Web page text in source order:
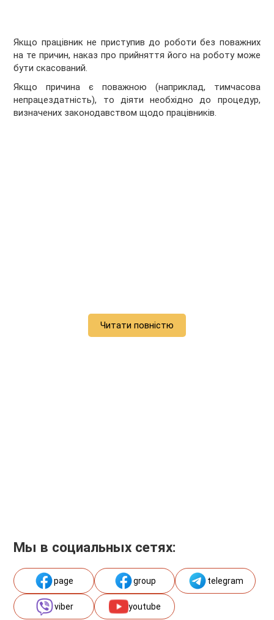
Якщо працівник не приступив до роботи без поважних
на те причин, наказ про прийняття його на роботу може
бути скасований.
Якщо причина є поважною (наприклад, тимчасова
непрацездатність), то діяти необхідно до процедур,
визначених законодавством щодо працівників.
Читати повністю
Мы в социальных сетях:
page group telegram
viber youtube